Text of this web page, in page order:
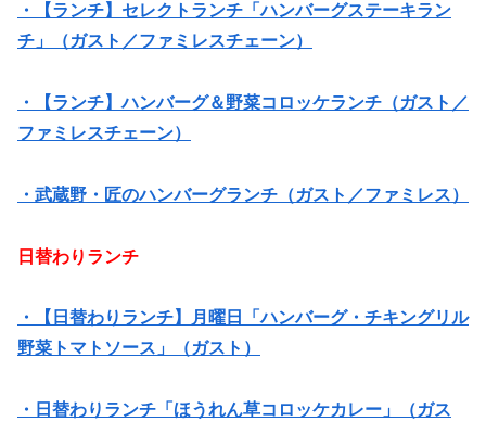
・【ランチ】セレクトランチ「ハンバーグステーキラン
チ」（ガスト／ファミレスチェーン）
・【ランチ】ハンバーグ＆野菜コロッケランチ（ガスト／
ファミレスチェーン）
・武蔵野・匠のハンバーグランチ（ガスト／ファミレス）
日替わりランチ
・【日替わりランチ】月曜日「ハンバーグ・チキングリル
野菜トマトソース」（ガスト）
・日替わりランチ「ほうれん草コロッケカレー」（ガス